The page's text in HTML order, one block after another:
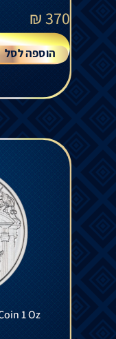
370
₪
הוספה לסל
1 Oz